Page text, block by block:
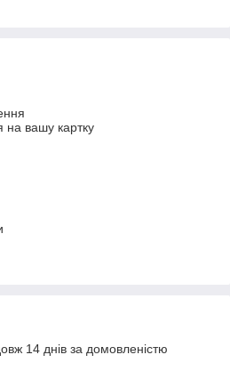
на вашу картку
14 днів за домовленістю